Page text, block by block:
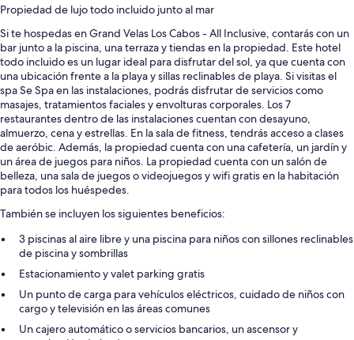
Propiedad de lujo todo incluido junto al mar
Si te hospedas en Grand Velas Los Cabos - All Inclusive, contarás con un
bar junto a la piscina, una terraza y tiendas en la propiedad. Este hotel
todo incluido es un lugar ideal para disfrutar del sol, ya que cuenta con
una ubicación frente a la playa y sillas reclinables de playa. Si visitas el
spa Se Spa en las instalaciones, podrás disfrutar de servicios como
masajes, tratamientos faciales y envolturas corporales. Los 7
restaurantes dentro de las instalaciones cuentan con desayuno,
almuerzo, cena y estrellas. En la sala de fitness, tendrás acceso a clases
de aeróbic. Además, la propiedad cuenta con una cafetería, un jardín y
un área de juegos para niños. La propiedad cuenta con un salón de
belleza, una sala de juegos o videojuegos y wifi gratis en la habitación
para todos los huéspedes.
También se incluyen los siguientes beneficios:
3 piscinas al aire libre y una piscina para niños con sillones reclinables
de piscina y sombrillas
Estacionamiento y valet parking gratis
Un punto de carga para vehículos eléctricos, cuidado de niños con
cargo y televisión en las áreas comunes
Un cajero automático o servicios bancarios, un ascensor y